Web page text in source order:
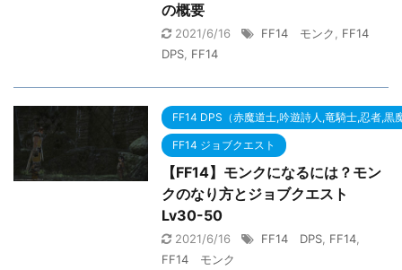
の概要
2021/6/16 FF14 モンク
FF14
DPS FF14
FF14 DPS（赤魔道士,吟遊詩人,竜騎士,忍者,
FF14 ジョブクエスト
【FF14】モンクになるには？モン
クのなり方とジョブクエスト
Lv30-50
2021/6/16 FF14 DPS FF14
FF14 モンク